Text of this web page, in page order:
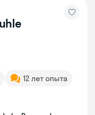
12 лет опыта